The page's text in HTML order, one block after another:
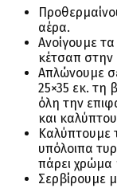
αέρα.
Ανοίγουμε
κέτσαπ στην
Απλώνουμε
25×35 εκ. τη
όλη την
και
Καλύπτουμε
υπόλοιπα
πάρει χρώμα
Σερβίρουμε